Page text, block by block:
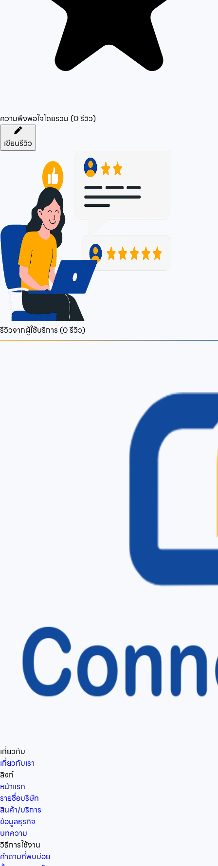
ความพึงพอใจโดยรวม (0รีวิว)
เขียนรีวิว
รีวิวจากผู้ใช้บริการ (0รีวิว)
เกี่ยวกับ
เกี่ยวกับเรา
ลิงก์
หน้าแรก
รายชื่อบริษัท
สินค้า/บริการ
ข้อมูลธุรกิจ
บทความ
วิธีการใช้งาน
คำถามที่พบบ่อย